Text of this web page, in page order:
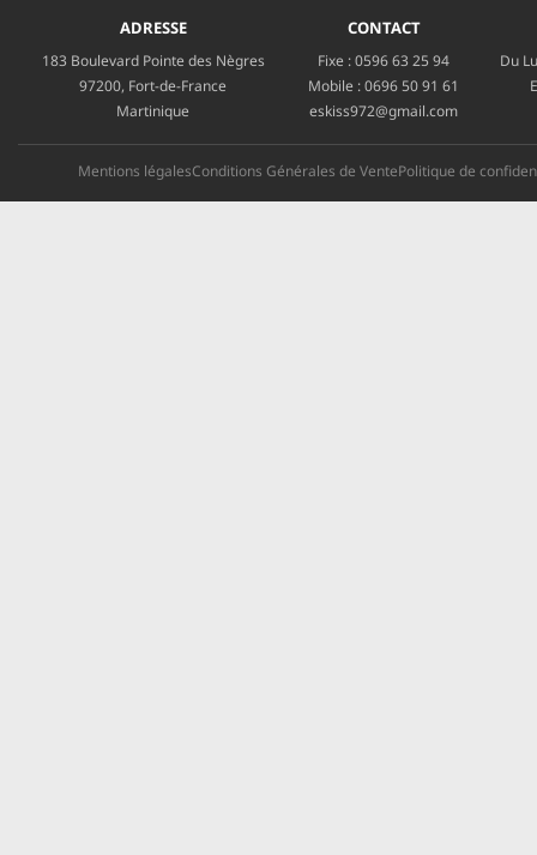
ADRESSE
183 Boulevard Pointe des Nègres
97200, Fort-de-France
Martinique
CONTACT
Fixe :0596 63 25 94
Mobile :0696 50 91 61
eskiss972@gmail.com
Du
Mentions légalesConditions Générales de VentePolitique de